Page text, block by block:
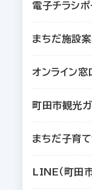
電子チラシ
まちだ施設
オンライン窓
町田市観光ガ
まちだ子育て
LINE（町田